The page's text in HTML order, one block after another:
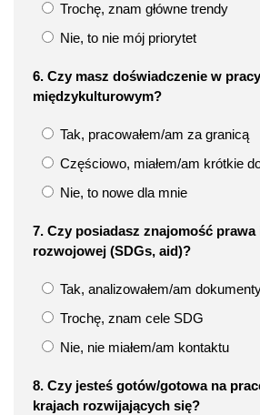
Trochę, znam główne trendy
Nie, to nie mój priorytet
6. Czy masz doświadczenie w
międzykulturowym?
Tak, pracowałem/am za granicą
Częściowo, miałem/am krótkie
Nie, to nowe dla mnie
7. Czy posiadasz znajomość
rozwojowej (SDGs, aid)?
Tak, analizowałem/am
Trochę, znam cele SDG
Nie, nie miałem/am kontaktu
8. Czy jesteś gotów/gotowa na
krajach rozwijających się?